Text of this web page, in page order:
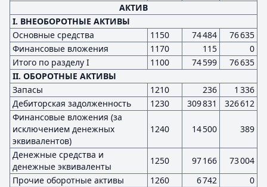
АКТИВ
I. ВНЕОБОРОТНЫЕ АКТИВЫ
Основные средства
1150 74 484
76 635
Финансовые вложения
1170 115
0
Итого по разделу I
1100 74 599
76 635
II. ОБОРОТНЫЕ АКТИВЫ
Запасы
1210 236
1 336
Дебиторская задолженность
1230 309 831
326 612
Финансовые вложения (за
исключением денежных
эквивалентов)
1240 14 500 389
Денежные средства и
денежные эквиваленты
1250 97 166
73 004
Прочие оборотные активы
1260 6 742
0